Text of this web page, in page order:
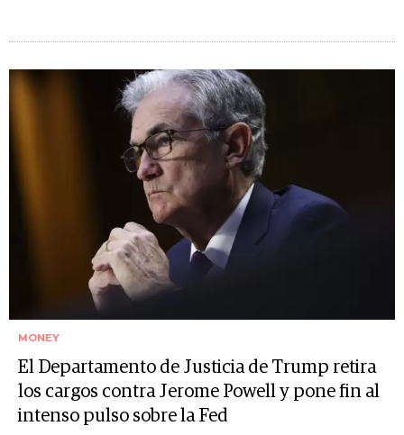
MONEY
El Departamento de Justicia de Trump retira
los cargos contra Jerome Powell y pone fin al
intenso pulso sobre la Fed